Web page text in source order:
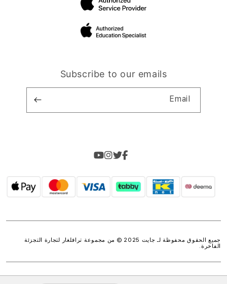
Subscribe to our emails
Email
جميع الحقوق محفوظة لـ جايت 2025 © من مجموعة
ترافلغار لتجارة التجزئة
الفاخرة.